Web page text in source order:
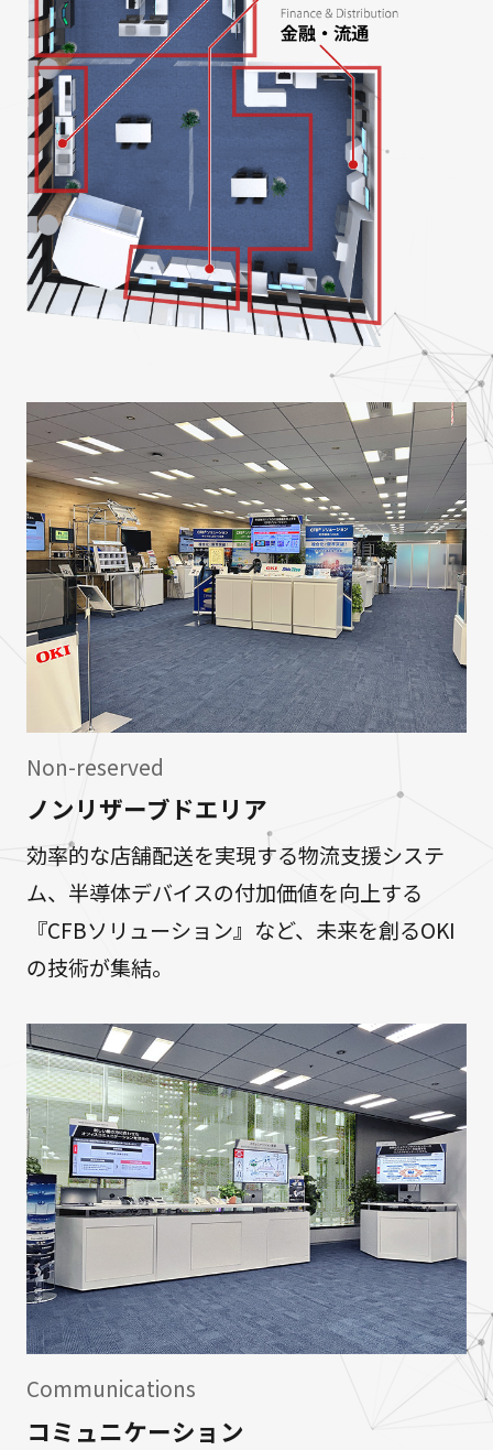
Non-reserved
ノンリザーブドエリア
効率的な店舗配送を実現する物流支援システ
ム、半導体デバイスの付加価値を向上する
『CFBソリューション』など、未来を創るOKI
の技術が集結。
Communications
コミュニケーション